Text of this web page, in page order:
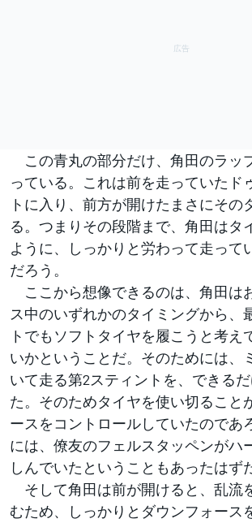
この青丸の部分だけ、角田のラッ
っている。これは前を走っていたド
トに入り、前方が開けたまさにその
る。つまりその段階まで、角田はタ
ように、しっかりと労わって走って
だろう。
ここから想像できるのは、角田は
ス中のいずれかのタイミングから、
トでもソフトタイヤを履こうと考え
いかということだ。そのためには、
いて走る第2スティントを、できる
た。そのためタイヤを使い切ること
ースをコントロールしていたのであ
には、僚友のフェルスタッペンがハ
しんでいたということもあったはず
そして角田は前が開けると、乱流
むため、しっかりとダウンフォース